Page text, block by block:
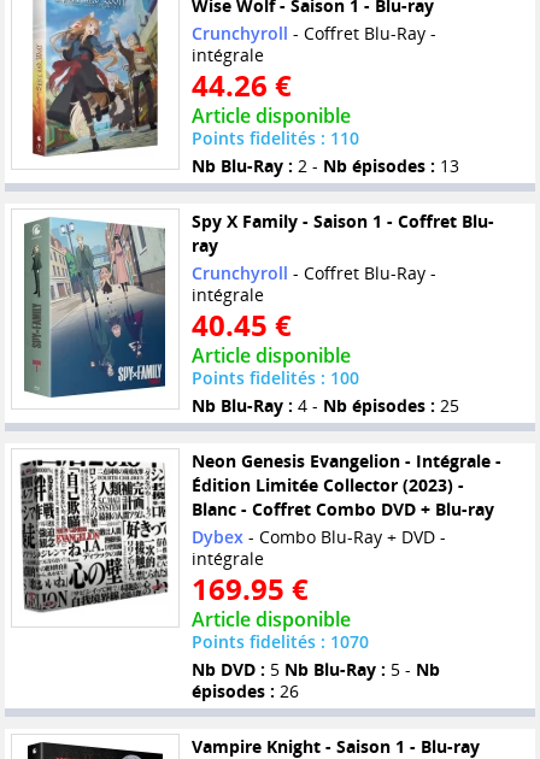
Wise Wolf - Saison 1 - Blu-ray
Crunchyroll - Coffret Blu-Ray -
intégrale
44.26 €
Article disponible
Points fidelités : 110
Nb Blu-Ray : 2 - Nb épisodes : 13
Spy X Family - Saison 1 - Coffret Blu-
ray
Crunchyroll - Coffret Blu-Ray -
intégrale
40.45 €
Article disponible
Points fidelités : 100
Nb Blu-Ray : 4 - Nb épisodes : 25
Neon Genesis Evangelion - Intégrale -
Édition Limitée Collector (2023) -
Blanc - Coffret Combo DVD + Blu-ray
Dybex- Combo Blu-Ray + DVD -
intégrale
169.95 €
Article disponible
Points fidelités : 1070
Nb DVD : 5 Nb Blu-Ray : 5 - Nb
épisodes : 26
Vampire Knight - Saison 1 - Blu-ray